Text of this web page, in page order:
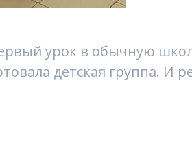
урок в обычную
детская группа.